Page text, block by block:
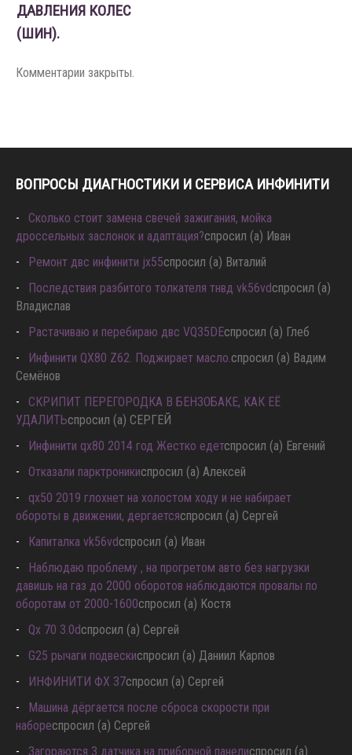
ДАВЛЕНИЯ КОЛЕС
(ШИН).
Комментарии закрыты.
ВОПРОСЫ ДИАГНОСТИКИ И СЕРВИСА ИНФИНИТИ
Сколько стоит замена свечей зажигания, мойка
дроссельных заслонок и адаптация?спросил (а) Иван
Ремонт двс инфинити jx55спросил (а) Виталий
Последствия разбитого толкателя тнвд vk56vdспросил (а)
Владислав
Растачиваю и перебираю двс VQ35DEспросил (а) Глеб
Инфинити QX80 Z62. Поджирает масло. спросил (а) Вадим
Семёнов
СКРИПИТ ПЕРЕГОРОДКА В БЕНЗОБАКЕ, КАК ЕЁ
УДАЛИТЬспросил (а) СЕРГЕЙ
Инфинити qx80 2014 год Жестко едетспросил (а) Евгений
Отказали парктроникиспросил (а) Алексей
qx50 2019 глохнет на холостом ходу и не набирает
обороты в движении, дергаетсяспросил (а) Сергей
Капиталка vk56vdспросил (а) Иван
Наблюдаю проблему , на прогретом авто без нагрузки
давишь на газ до 2000 оборотов наблюдаются провалы по
оборотам от 2000-1600спросил (а) Костя
Qx 70 3.0dспросил (а) Сергей
G25 рычаги подвескиспросил (а) Даниил Карпов
ИНФИНИТИ ФХ 37спросил (а) Сергей
Машина дёргается после сброса скорости при
набореспросил (а) Сергей
Загораются 3 датчика на приборной панелиспросил (а)